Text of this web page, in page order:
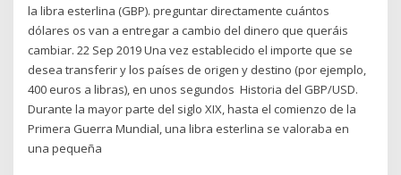
la libra esterlina (GBP). preguntar directamente cuántos
dólares os van a entregar a cambio del dinero que queráis
cambiar. 22 Sep 2019 Una vez establecido el importe que se
desea transferir y los países de origen y destino (por ejemplo,
400 euros a libras), en unos segundos Historia del GBP/USD.
Durante la mayor parte del siglo XIX, hasta el comienzo de la
Primera Guerra Mundial, una libra esterlina se valoraba en
una pequeña